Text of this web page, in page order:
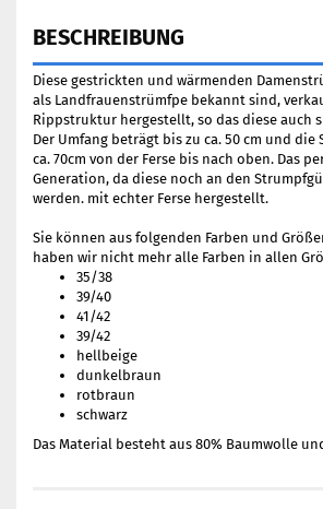
BESCHREIBUNG
Diese gestrickten und wärmenden
als Landfrauenstrümfpe bekannt sind,
Rippstruktur hergestellt, so das diese auch
Der Umfang beträgt bis zu ca. 50 cm und
ca. 70cm von der Ferse bis nach oben. Das
Generation, da diese noch an den
werden. mit echter Ferse hergestellt.
Sie können aus folgenden Farben und
haben wir nicht mehr alle Farben in allen
35/38
39/40
41/42
39/42
hellbeige
dunkelbraun
rotbraun
schwarz
Das Material besteht aus 80% Baumwolle